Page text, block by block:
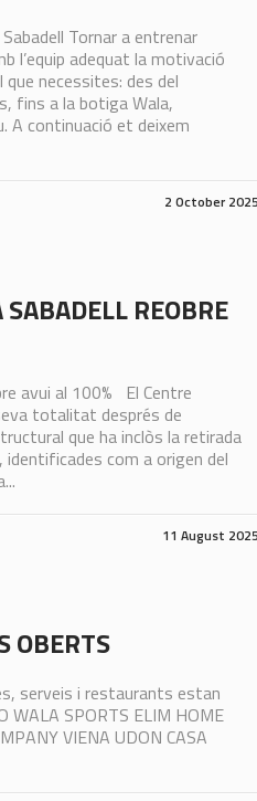
Tornar a entrenar
l’equip adequat la motivació
necessites: des del
fins a la botiga Wala,
A continuació et deixem
2 October
REOBRE
avui al 100% El Centre
totalitat després de
que ha inclòs la retirada
com a origen del
11 August
OBERTS
serveis i restaurants estan
WALA SPORTS ELIM HOME
VIENA UDON CASA